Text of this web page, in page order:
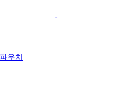
우치